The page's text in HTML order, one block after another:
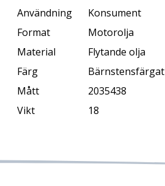
Användning
Konsument
Format
Motorolja
Material
Flytande olja
Färg
Bärnstensfärgat
Mått
2035438
Vikt
18